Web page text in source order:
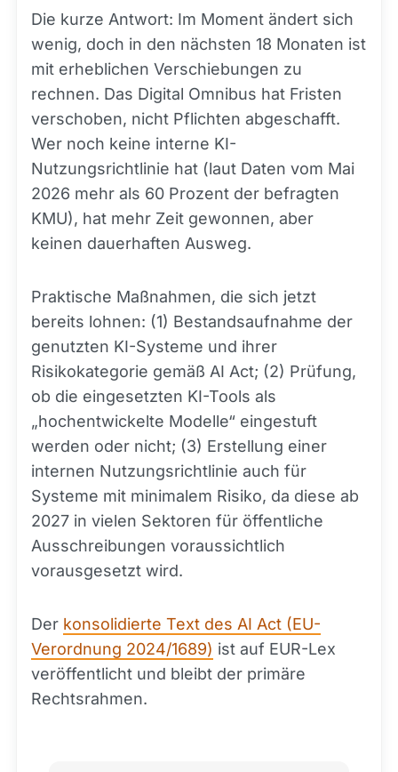
Die kurze Antwort: Im Moment ändert sich
wenig, doch in den nächsten 18 Monaten ist
mit erheblichen Verschiebungen zu
rechnen. Das Digital Omnibus hat Fristen
verschoben, nicht Pflichten abgeschafft.
Wer noch keine interne KI-
Nutzungsrichtlinie hat (laut Daten vom Mai
2026 mehr als 60 Prozent der befragten
KMU), hat mehr Zeit gewonnen, aber
keinen dauerhaften Ausweg.
Praktische Maßnahmen, die sich jetzt
bereits lohnen: (1) Bestandsaufnahme der
genutzten KI-Systeme und ihrer
Risikokategorie gemäß AI Act; (2) Prüfung,
ob die eingesetzten KI-Tools als
„hochentwickelte Modelle“ eingestuft
werden oder nicht; (3) Erstellung einer
internen Nutzungsrichtlinie auch für
Systeme mit minimalem Risiko, da diese ab
2027 in vielen Sektoren für öffentliche
Ausschreibungen voraussichtlich
vorausgesetzt wird.
Der konsolidierte Text des AI Act (EU-
Verordnung 2024/1689) ist auf EUR-Lex
veröffentlicht und bleibt der primäre
Rechtsrahmen.